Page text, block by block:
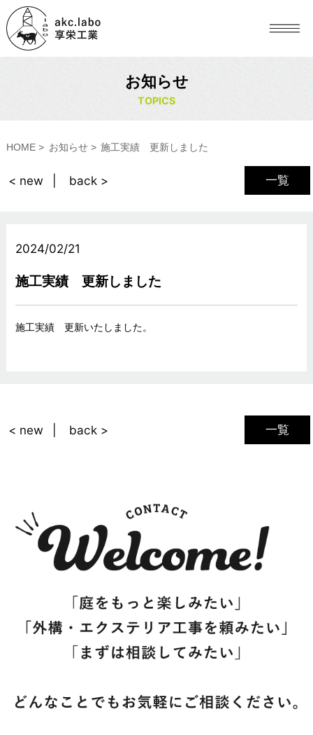
お知らせ
TOPICS
HOME お知らせ 施工実績 更新しました
一覧
< new back >
2024/02/21
施工実績 更新しました
施工実績 更新いたしました。
一覧
< new back >